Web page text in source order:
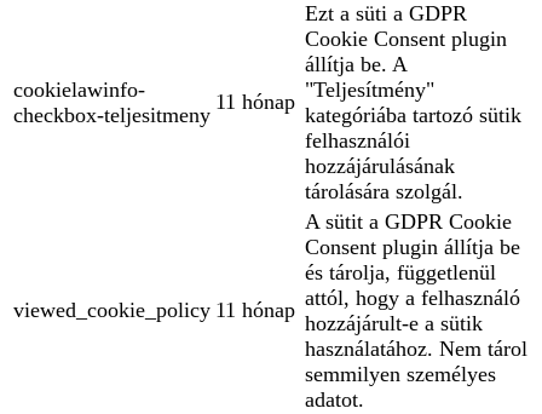
cookielawinfo-
checkbox-teljesitmeny
11 hónap
Ezt a süti a GDPR
Cookie Consent plugin
állítja be. A
"Teljesítmény"
kategóriába tartozó sütik
felhasználói
hozzájárulásának
tárolására szolgál.
viewed_cookie_policy 11 hónap
A sütit a GDPR Cookie
Consent plugin állítja be
és tárolja, függetlenül
attól, hogy a felhasználó
hozzájárult-e a sütik
használatához. Nem tárol
semmilyen személyes
adatot.